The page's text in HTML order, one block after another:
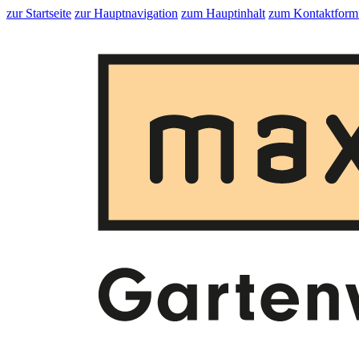
zur Startseite zur Hauptnavigation zum Hauptinhalt zum